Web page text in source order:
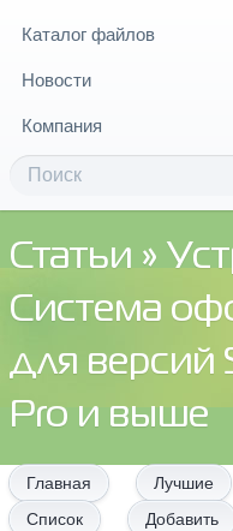
Каталог файлов
Новости
Компания
Статьи »
Система
для версий
Pro и выше
Главная Лучшие
Список
Добавить